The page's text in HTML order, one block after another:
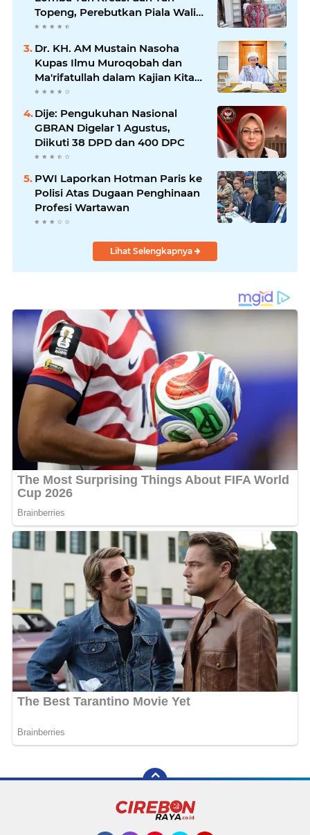
Topeng, Perebutkan Piala Wali
Kota
Dr. KH. AM Mustain Nasoha
Kupas Ilmu Muroqobah dan
Ma'rifatullah dalam Kajian Kitab
Ihya' Ulumuddin
Dije: Pengukuhan Nasional
GBRAN Digelar 1 Agustus,
Diikuti 38 DPD dan 400 DPC
PWI Laporkan Hotman Paris ke
Polisi Atas Dugaan Penghinaan
Profesi Wartawan
Lihat Selengkapnya